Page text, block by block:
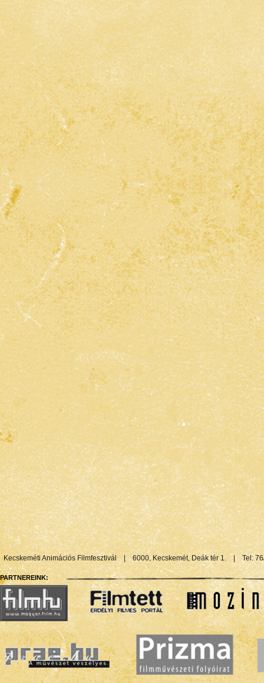
Kecskeméti Animációs Filmfesztivál | 6000, Kecskemét, Deák tér 1. Tel:
PARTNEREINK: